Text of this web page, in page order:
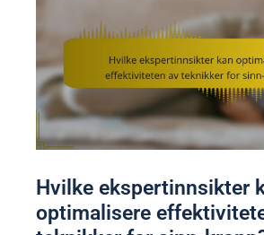
Hvilke ekspertinnsikter
optimalisere